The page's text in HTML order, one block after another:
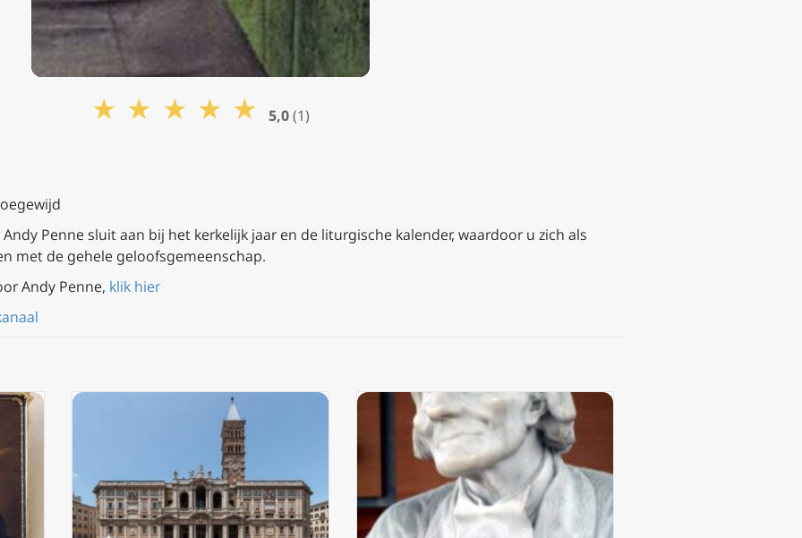
★ ★ ★ ★ ★ 5,0(1)
Penne sluit aan bij het kerkelijk jaar en de liturgische kalender, waardoor u zich als
met de gehele geloofsgemeenschap.
Andy Penne, klik hier